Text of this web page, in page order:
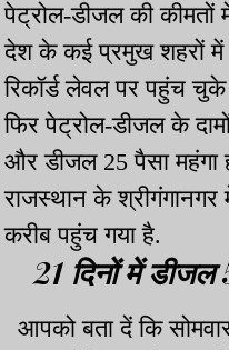
पेट्रोल-डीजल की
देश के कई प्रमुख शहरों
रिकॉर्ड लेवल पर पहुंच
फिर पेट्रोल-डीजल के
और डीजल 25 पैसा महंगा
राजस्थान के
करीब पहुंच गया है.
21 दिनों में
आपको बता दें कि